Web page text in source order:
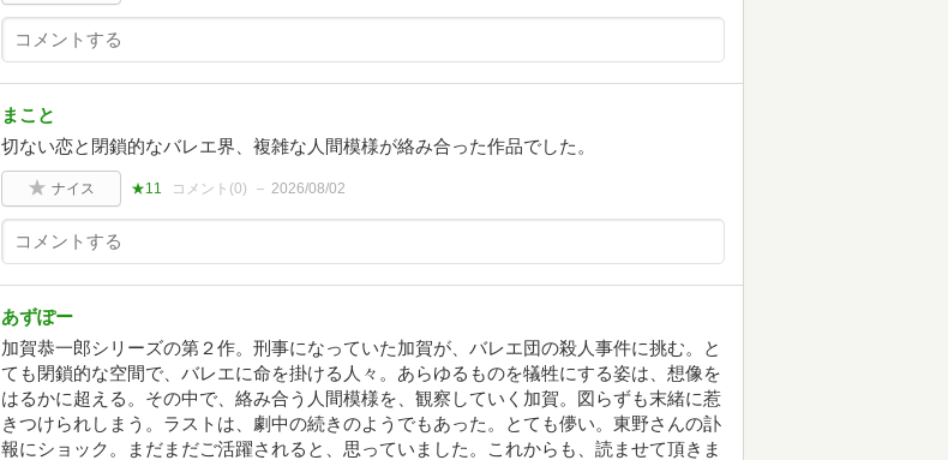
まこと
切ない恋と閉鎖的なバレエ界、複雑な人間模様が絡み合った作品でした。
ナイス ★11 コメント(0) 2026/08/02
あずぽー
加賀恭一郎シリーズの第２作。刑事になっていた加賀が、バレエ団の殺人事件に挑む。と
ても閉鎖的な空間で、バレエに命を掛ける人々。あらゆるものを犠牲にする姿は、想像を
はるかに超える。その中で、絡み合う人間模様を、観察していく加賀。図らずも末緒に惹
きつけられしまう。ラストは、劇中の続きのようでもあった。とても儚い。東野さんの訃
報にショック。まだまだご活躍されると、思っていました。これからも、読ませて頂きま